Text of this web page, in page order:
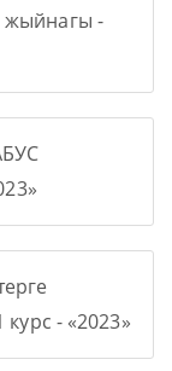
жыйнагы -
- «2023»